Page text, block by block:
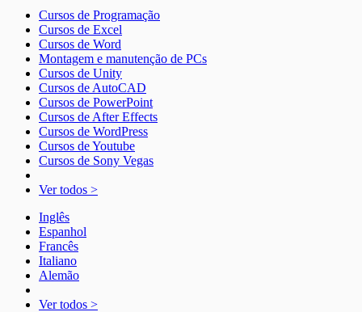
Cursos de Programação
Cursos de Excel
Cursos de Word
Montagem e manutenção de PCs
Cursos de Unity
Cursos de AutoCAD
Cursos de PowerPoint
Cursos de After Effects
Cursos de WordPress
Cursos de Youtube
Cursos de Sony Vegas
Ver todos >
Inglês
Espanhol
Francês
Italiano
Alemão
Ver todos >